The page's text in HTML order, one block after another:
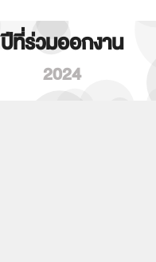
ปีที่ร่วมออกงาน
2024